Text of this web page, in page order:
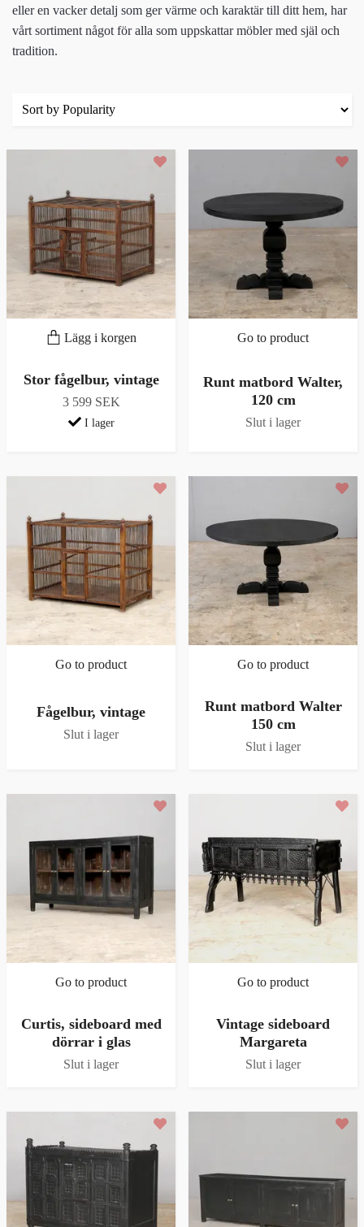
eller en vacker detalj som ger värme och karaktär till ditt hem, har
vårt sortiment något för alla som uppskattar möbler med själ och
tradition.
Lägg i korgen
Stor fågelbur, vintage
3 599 SEK
I lager
Go to product
Runt matbord Walter,
120 cm
Slut i lager
Go to product
Fågelbur, vintage
Slut i lager
Go to product
Runt matbord Walter
150 cm
Slut i lager
Go to product
Curtis, sideboard med
dörrar i glas
Slut i lager
Go to product
Vintage sideboard
Margareta
Slut i lager